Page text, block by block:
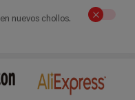
nuevos chollos.